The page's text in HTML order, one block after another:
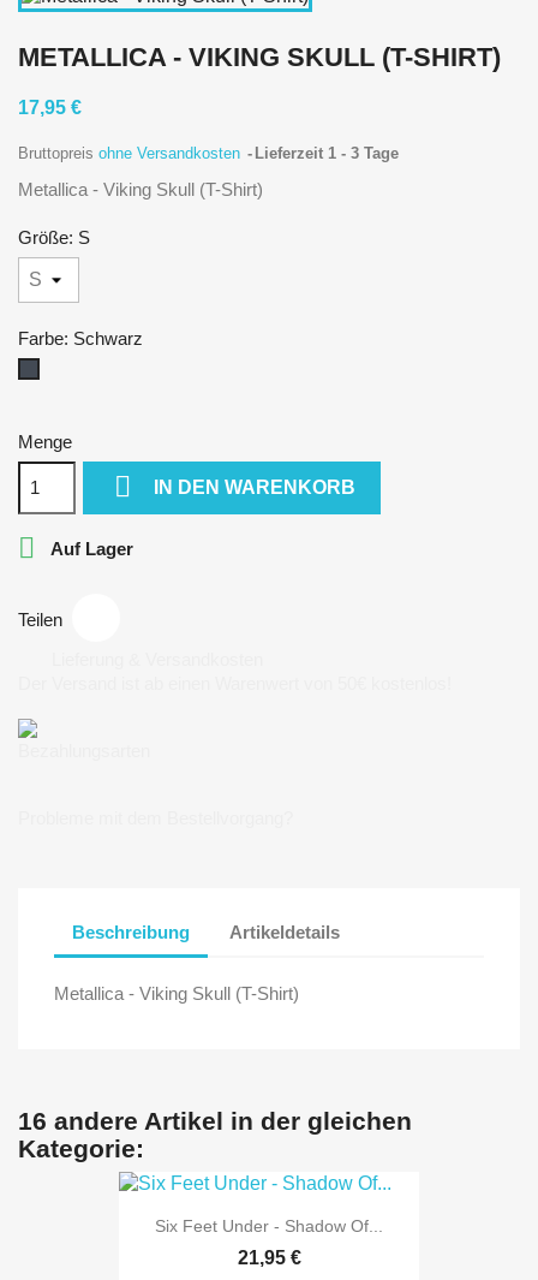
METALLICA - VIKING SKULL (T-SHIRT)
17,95 €
Bruttopreis ohne Versandkosten Lieferzeit 1 - 3 Tage
Metallica - Viking Skull (T-Shirt)
Größe: S
Farbe: Schwarz
Menge
 IN DEN WARENKORB
 Auf Lager
Teilen
Beschreibung Artikeldetails
Metallica - Viking Skull (T-Shirt)
16 andere Artikel in der gleichen
Kategorie:
Six Feet Under - Shadow Of...
21,95 €